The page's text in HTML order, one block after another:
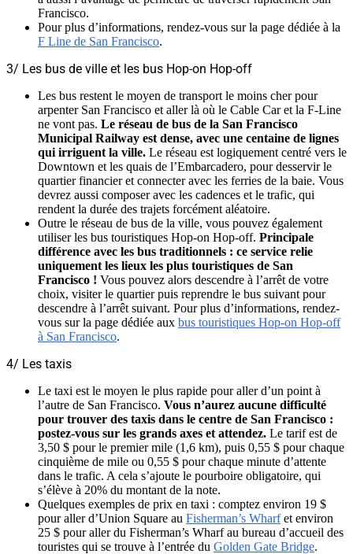
Francisco.
Pour plus d’informations, rendez-vous sur la page dédiée à la
F Line de San Francisco.
3/ Les bus de ville et les bus Hop-on Hop-off
Les bus restent le moyen de transport le moins cher pour
arpenter San Francisco et aller là où le Cable Car et la F-Line
ne vont pas. Le réseau de bus de la San Francisco
Municipal Railway est dense, avec une centaine de lignes
qui irriguent la ville. Le réseau est logiquement centré vers le
Downtown et les quais de l’Embarcadero, pour desservir le
quartier financier et connecter avec les ferries de la baie. Vous
devrez aussi composer avec les cadences et le trafic, qui
rendent la durée des trajets forcément aléatoire.
Outre le réseau de bus de la ville, vous pouvez également
utiliser les bus touristiques Hop-on Hop-off. Principale
différence avec les bus traditionnels : ce service relie
uniquement les lieux les plus touristiques de San
Francisco ! Vous pouvez alors descendre à l’arrêt de votre
choix, visiter le quartier puis reprendre le bus suivant pour
descendre à l’arrêt suivant. Pour plus d’informations, rendez-
vous sur la page dédiée aux bus touristiques Hop-on Hop-off
à San Francisco.
4/ Les taxis
Le taxi est le moyen le plus rapide pour aller d’un point à
l’autre de San Francisco. Vous n’aurez aucune difficulté
pour trouver des taxis dans le centre de San Francisco :
postez-vous sur les grands axes et attendez. Le tarif est de
3,50 $ pour le premier mile (1,6 km), puis 0,55 $ pour chaque
cinquième de mile ou 0,55 $ pour chaque minute d’attente
dans le trafic. A cela s’ajoute le pourboire obligatoire, qui
s’élève à 20% du montant de la note.
Quelques exemples de prix en taxi : comptez environ 19 $
pour aller d’Union Square au Fisherman’s Wharfet environ
25 $ pour aller du Fisherman’s Wharf au bureau d’accueil des
touristes qui se trouve à l’entrée du Golden Gate Bridge.